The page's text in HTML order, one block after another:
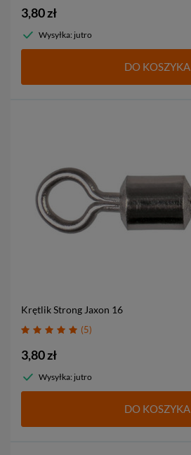
3,80 zł
Wysyłka: jutro
DO KOSZYKA
Krętlik Strong Jaxon 16
5
3,80 zł
Wysyłka: jutro
DO KOSZYKA